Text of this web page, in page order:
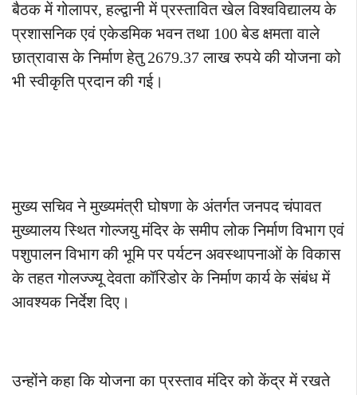
बैठक में गोलापर, हल्द्वानी में प्रस्तावित खेल विश्वविद्यालय के
प्रशासनिक एवं एकेडमिक भवन तथा 100 बेड क्षमता वाले
छात्रावास के निर्माण हेतु 2679.37 लाख रुपये की योजना को
भी स्वीकृति प्रदान की गई।
मुख्य सचिव ने मुख्यमंत्री घोषणा के अंतर्गत जनपद चंपावत
मुख्यालय स्थित गोल्जयु मंदिर के समीप लोक निर्माण विभाग एवं
पशुपालन विभाग की भूमि पर पर्यटन अवस्थापनाओं के विकास
के तहत गोलज्ज्यू देवता कॉरिडोर के निर्माण कार्य के संबंध में
आवश्यक निर्देश दिए।
उन्होंने कहा कि योजना का प्रस्ताव मंदिर को केंद्र में रखते